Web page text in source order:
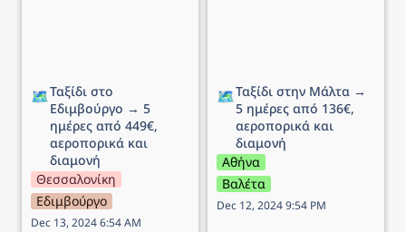
🗺️Ταξίδι στο
Εδιμβούργο → 5
ημέρες από 449€,
αεροπορικά και
διαμονή
Θεσσαλονίκη
Εδιμβούργο
Dec 13, 2024 6:54 AM
🗺️Ταξίδι στην Μάλτα →
5 ημέρες από 136€,
αεροπορικά και
διαμονή
Αθήνα
Βαλέτα
Dec 12, 2024 9:54 PM